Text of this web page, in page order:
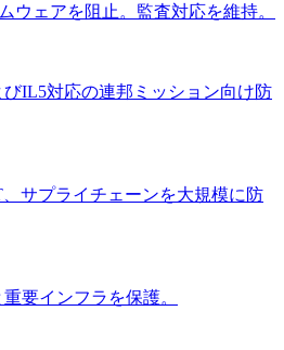
ウェアを阻止。監査対応を維持。
びIL5対応の連邦ミッション向け防
サプライチェーンを大規模に防
要インフラを保護。